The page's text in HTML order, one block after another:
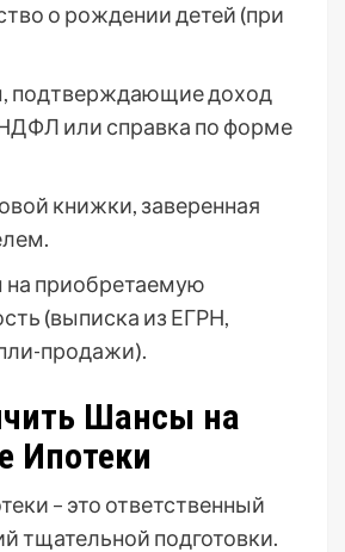
о рождении детей (при
подтверждающие доход
или справка по форме
книжки, заверенная
приобретаемую
(выписка из ЕГРН,
продажи).
Шансы на
Ипотеки
– это ответственный
тщательной подготовки.